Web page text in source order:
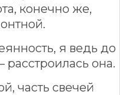
конечно же,
я ведь до
расстроилась она.
часть свечей